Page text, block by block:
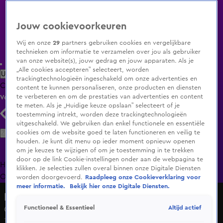
Uitzending Gemist Populaire programma's Zenders Genres
ClipsFilmsRadioSmart TV inlogShop
Volg KIJK
Zoeken
HomeUitzending Gemist Programma's De Bondgenoten
OranjezomerLivestreamsShop
Chris Woerts: ‘Dat linkse gelul van GroenLinks-PvdA!'
12 juli 2025, 18:13
Jouw cookievoorkeuren
Wij en onze29 partners gebruiken cookies en vergelijkbare
technieken om informatie te verzamelen over jou als gebruiker
van onze website(s), jouw gedrag en jouw apparaten. Als je
„Alle cookies accepteren” selecteert, worden
trackingtechnologieën ingeschakeld om onze advertenties en
content te kunnen personaliseren, onze producten en diensten
te verbeteren en om de prestaties van advertenties en content
te meten. Als je „Huidige keuze opslaan” selecteert of je
toestemming intrekt, worden deze trackingtechnologieën
uitgeschakeld. We gebruiken dan enkel functionele en essentiële
cookies om de website goed te laten functioneren en veilig te
houden. Je kunt dit menu op ieder moment opnieuw openen
om je keuzes te wijzigen of om je toestemming in te trekken
door op de link Cookie-instellingen onder aan de webpagina te
klikken. Je selecties zullen overal binnen onze Digitale Diensten
worden doorgevoerd.
Raadpleeg onze Cookieverklaring voor
meer informatie.
Bekijk hier onze Digitale Diensten.
Functioneel & Essentieel Altijd actief